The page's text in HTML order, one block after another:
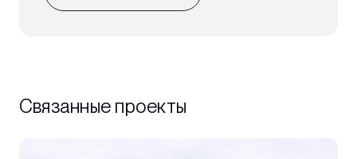
Связанные проекты